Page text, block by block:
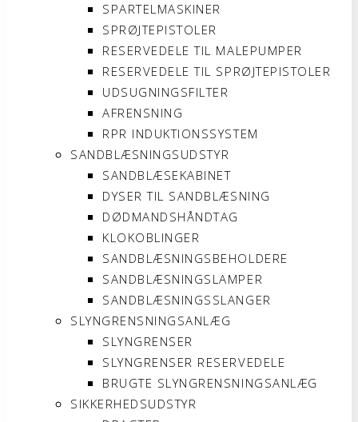
SPARTELMASKINER
SPRØJTEPISTOLER
RESERVEDELE TIL MALEPUMPER
RESERVEDELE TIL SPRØJTEPISTOLER
UDSUGNINGSFILTER
AFRENSNING
RPR INDUKTIONSSYSTEM
SANDBLÆSNINGSUDSTYR
SANDBLÆSEKABINET
DYSER TIL SANDBLÆSNING
DØDMANDSHÅNDTAG
KLOKOBLINGER
SANDBLÆSNINGSBEHOLDERE
SANDBLÆSNINGSLAMPER
SANDBLÆSNINGSSLANGER
SLYNGRENSNINGSANLÆG
SLYNGRENSER
SLYNGRENSER RESERVEDELE
BRUGTE SLYNGRENSNINGSANLÆG
SIKKERHEDSUDSTYR